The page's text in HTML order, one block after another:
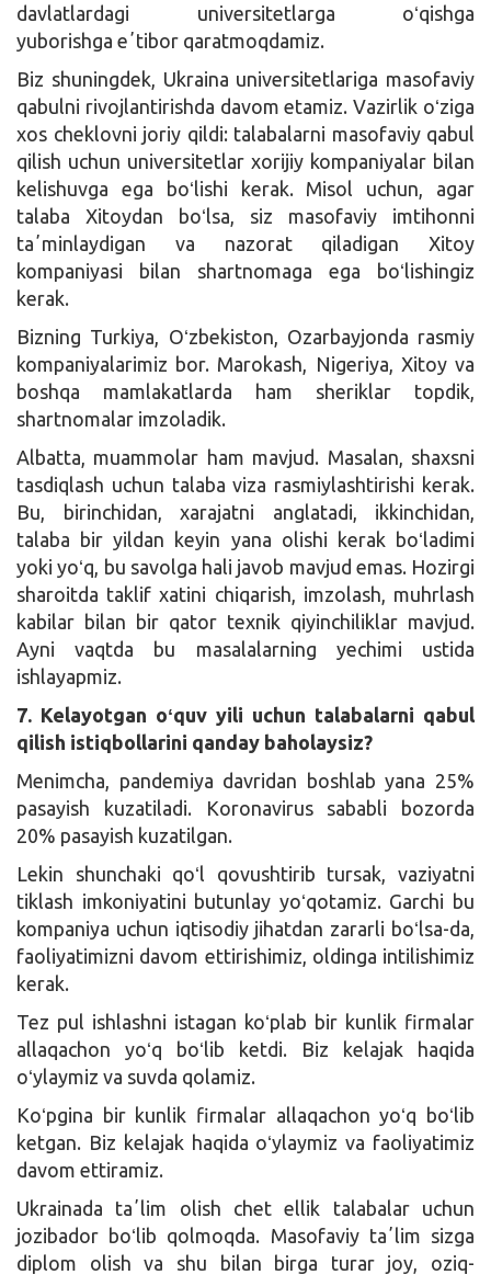
davlatlardagi universitetlarga oʻqishga
yuborishga eʼtibor qaratmoqdamiz.
Biz shuningdek, Ukraina universitetlariga masofaviy
qabulni rivojlantirishda davom etamiz. Vazirlik oʻziga
xos cheklovni joriy qildi: talabalarni masofaviy qabul
qilish uchun universitetlar xorijiy kompaniyalar bilan
kelishuvga ega boʻlishi kerak. Misol uchun, agar
talaba Xitoydan boʻlsa, siz masofaviy imtihonni
taʼminlaydigan va nazorat qiladigan Xitoy
kompaniyasi bilan shartnomaga ega boʻlishingiz
kerak.
Bizning Turkiya, Oʻzbekiston, Ozarbayjonda rasmiy
kompaniyalarimiz bor. Marokash, Nigeriya, Xitoy va
boshqa mamlakatlarda ham sheriklar topdik,
shartnomalar imzoladik.
Albatta, muammolar ham mavjud. Masalan, shaxsni
tasdiqlash uchun talaba viza rasmiylashtirishi kerak.
Bu, birinchidan, xarajatni anglatadi, ikkinchidan,
talaba bir yildan keyin yana olishi kerak boʻladimi
yoki yoʻq, bu savolga hali javob mavjud emas. Hozirgi
sharoitda taklif xatini chiqarish, imzolash, muhrlash
kabilar bilan bir qator texnik qiyinchiliklar mavjud.
Ayni vaqtda bu masalalarning yechimi ustida
ishlayapmiz.
7. Kelayotgan oʻquv yili uchun talabalarni qabul
qilish istiqbollarini qanday baholaysiz?
Menimcha, pandemiya davridan boshlab yana 25%
pasayish kuzatiladi. Koronavirus sababli bozorda
20% pasayish kuzatilgan.
Lekin shunchaki qoʻl qovushtirib tursak, vaziyatni
tiklash imkoniyatini butunlay yoʻqotamiz. Garchi bu
kompaniya uchun iqtisodiy jihatdan zararli boʻlsa-da,
faoliyatimizni davom ettirishimiz, oldinga intilishimiz
kerak.
Tez pul ishlashni istagan koʻplab bir kunlik firmalar
allaqachon yoʻq boʻlib ketdi. Biz kelajak haqida
oʻylaymiz va suvda qolamiz.
Koʻpgina bir kunlik firmalar allaqachon yoʻq boʻlib
ketgan. Biz kelajak haqida oʻylaymiz va faoliyatimiz
davom ettiramiz.
Ukrainada taʼlim olish chet ellik talabalar uchun
jozibador boʻlib qolmoqda. Masofaviy taʼlim sizga
diplom olish va shu bilan birga turar joy, oziq-